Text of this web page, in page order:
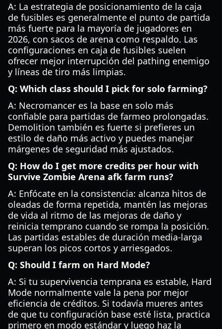
A: La estrategia de posicionamiento de la caja
de fusibles es generalmente el punto de partida
más fuerte para la mayoría de jugadores en
2026, con sacos de arena como respaldo. Las
configuraciones en caja de fusibles suelen
ofrecer mejor interrupción del pathing enemigo
y líneas de tiro más limpias.
Q: Which class should I pick for solo farming?
A: Necromancer es la base en solo más
confiable para partidas de farmeo prolongadas.
Demolition también es fuerte si prefieres un
estilo de daño más activo y puedes manejar
márgenes de seguridad más ajustados.
Q: How do I get more credits per hour with
Survive Zombie Arena afk farm runs?
A: Enfócate en la consistencia: alcanza hitos de
oleadas de forma repetida, mantén las mejoras
de vida al ritmo de las mejoras de daño y
reinicia temprano cuando se rompa la posición.
Las partidas estables de duración media-larga
superan los picos cortos y arriesgados.
Q: Should I farm on Hard Mode?
A: Si tu supervivencia temprana es estable, Hard
Mode normalmente vale la pena por mejor
eficiencia de créditos. Si todavía mueres antes
de que tu configuración base esté lista, practica
primero en modo estándar y luego haz la